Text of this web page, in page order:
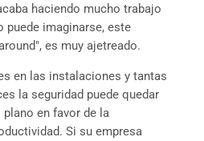
haciendo mucho trabajo
imaginarse, este
es muy ajetreado.
en las instalaciones y tantas
la seguridad puede quedar
plano en favor de la
Si su empresa